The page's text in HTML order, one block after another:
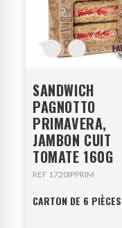
SANDWICH
PAGNOTTO
PRIMAVERA,
JAMBON CUIT
TOMATE 160G
REF 1720IPPRIM
CARTON DE 6 PIÈCES